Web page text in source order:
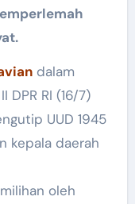
dalam
DPR RI (16/7)
UUD 1945
kepala daerah
oleh